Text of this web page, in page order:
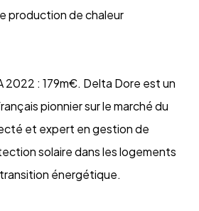
production de chaleur
2022 : 179m€. Delta Dore est un
pionnier sur le marché du
et expert en gestion de
solaire dans les logements
énergétique.